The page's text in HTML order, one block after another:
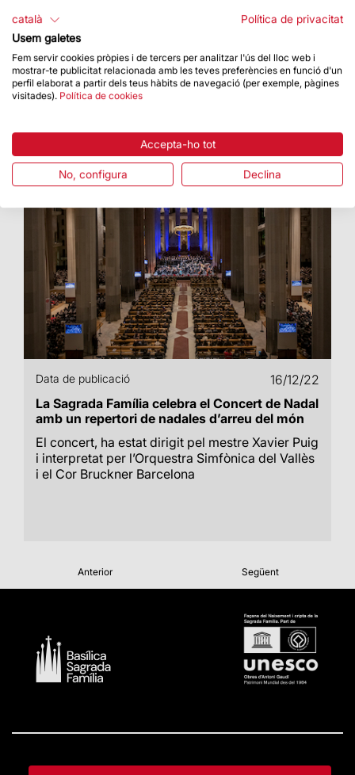
S’il·luminaran cada vespre del 17 de desembre
fins al 8 de gener de 18 a 22 h
Data de publicació
16/12/22
La Sagrada Família celebra el Concert de Nadal
amb un repertori de nadales d’arreu del món
El concert, ha estat dirigit pel mestre Xavier Puig
i interpretat per l’Orquestra Simfònica del Vallès
i el Cor Bruckner Barcelona
Anterior Següent
català
Política de privacitat
Usem galetes
Fem servir cookies pròpies i de tercers per analitzar l'ús del lloc web i
mostrar-te publicitat relacionada amb les teves preferències en funció d'un
perfil elaborat a partir dels teus hàbits de navegació (per exemple, pàgines
visitades). Política de cookies
Accepta-ho tot
No, configura Declina